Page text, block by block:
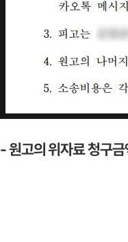
- 원고의 위자료 청구